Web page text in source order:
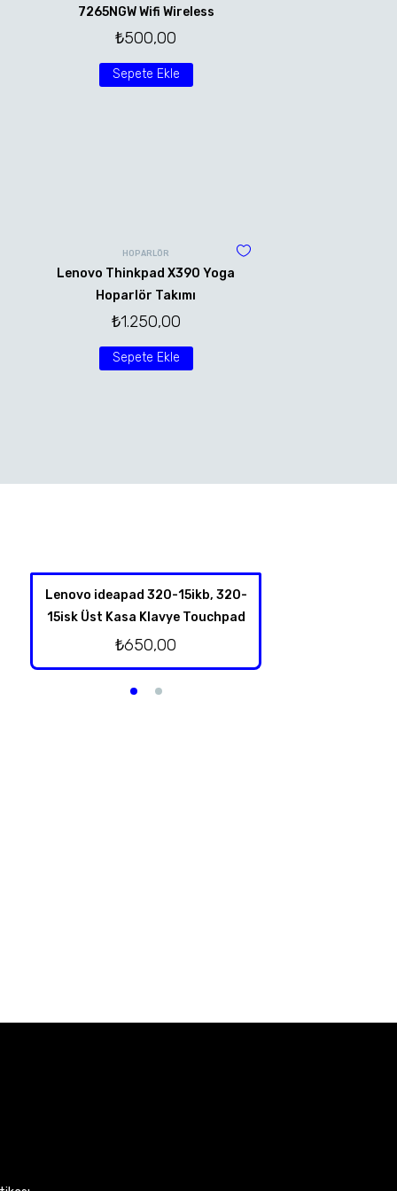
7265NGW Wifi Wireless
₺500,00
Sepete Ekle
HOPARLÖR
Lenovo Thinkpad X390 Yoga
Hoparlör Takımı
₺1.250,00
Sepete Ekle
Lenovo ideapad 320-15ikb, 320-
15isk Üst Kasa Klavye Touchpad
₺650,00